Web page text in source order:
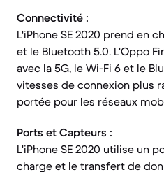
Connectivité :
L'iPhone SE 2020 prend en
et le Bluetooth 5.0. L'Oppo
avec la 5G, le Wi-Fi 6 et le
vitesses de connexion plus
portée pour les réseaux
Ports et Capteurs :
L'iPhone SE 2020 utilise un
charge et le transfert de